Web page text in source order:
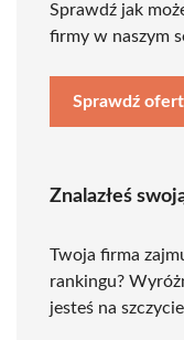
Sprawdź jak
firmy w naszym
Sprawdź
Znalazłeś
Twoja firma
rankingu?
jesteś na